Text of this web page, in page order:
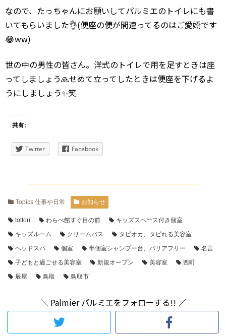
なので、たっちゃんにお願いしてパルミエのトイレにも書
いてもらいました👌(便座の便が間違ってるのはご愛嬌です
😂ww)
世の中の男性の皆さん。洋式のトイレで用を足すときは座
ってしましょう🙏せめて立ってしたときは便座を下げるよ
うにしましょう✨笑
共有:
Twitter Facebook
Topics 仕事や日常 お知らせ
tottori わらべ館すぐ目の前
キッズスペース付き個室
キッズルーム
クリームバス
タピオカ、タピれる美容室
ヘッドスパ
個室 半個室シャンプー台、バリアフリー
名言
子どもと過ごせる美容室
新規オープン 美容室
西町
辰屋
鳥取 鳥取市
＼ Palmier パルミエをフォローする!! ／